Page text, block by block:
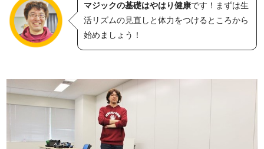
マジックの基礎はやはり健康です！まずは生
活リズムの見直しと体力をつけるところから
始めましょう！